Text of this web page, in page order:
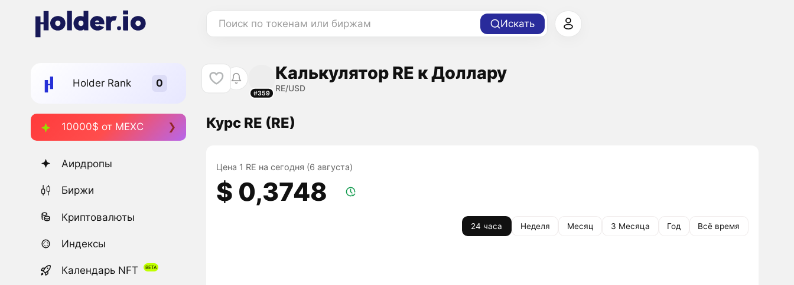
Поиск по токенам или биржам Искать
Holder Rank
10000$ от MEXC
Аирдропы
Биржи
Криптовалюты
Индексы
Календарь NFT
#359
Калькулятор RE к Доллару
RE/USD
Курс RE (RE)
Цена 1 RE на сегодня (6 августа)
$ 0,3748
24 часа Неделя Месяц 3 Месяца Год Всё время